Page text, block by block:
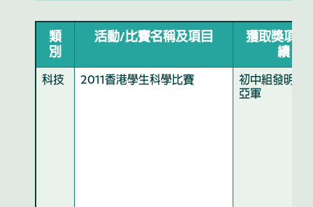
類
別
活動/比賽名稱及項目
獲取獎項及
績
科技 2011香港學生科學比賽
初中組發明品
亞軍